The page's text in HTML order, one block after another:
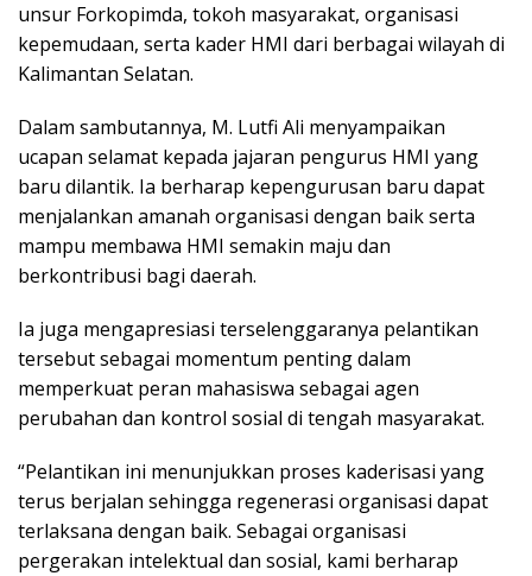
unsur Forkopimda, tokoh masyarakat, organisasi
kepemudaan, serta kader HMI dari berbagai wilayah di
Kalimantan Selatan.
Dalam sambutannya, M. Lutfi Ali menyampaikan
ucapan selamat kepada jajaran pengurus HMI yang
baru dilantik. Ia berharap kepengurusan baru dapat
menjalankan amanah organisasi dengan baik serta
mampu membawa HMI semakin maju dan
berkontribusi bagi daerah.
Ia juga mengapresiasi terselenggaranya pelantikan
tersebut sebagai momentum penting dalam
memperkuat peran mahasiswa sebagai agen
perubahan dan kontrol sosial di tengah masyarakat.
“Pelantikan ini menunjukkan proses kaderisasi yang
terus berjalan sehingga regenerasi organisasi dapat
terlaksana dengan baik. Sebagai organisasi
pergerakan intelektual dan sosial, kami berharap